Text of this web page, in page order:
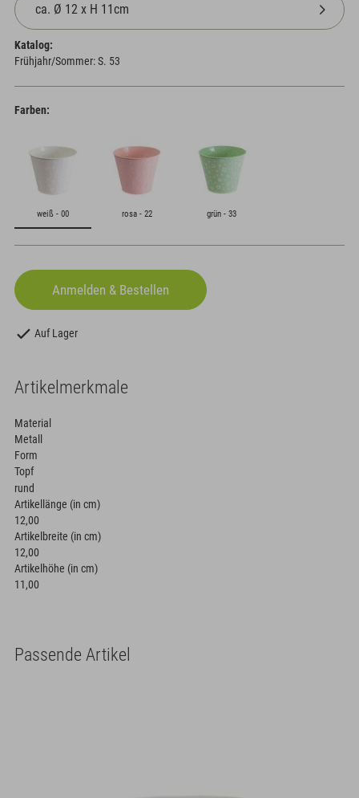
Katalog:
Frühjahr/Sommer: S. 53
Farben:
weiß - 00 rosa - 22 grün - 33
Auf Lager
Artikelmerkmale
Material
Metall
Form
Topf
rund
Artikellänge (in cm)
12,00
Artikelbreite (in cm)
12,00
Artikelhöhe (in cm)
11,00
Passende Artikel